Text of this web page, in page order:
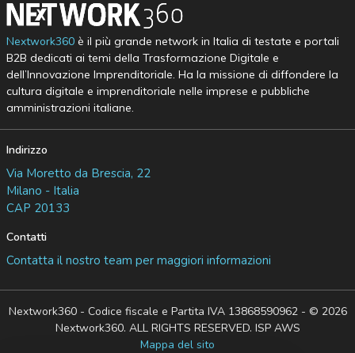
Nextwork360è il più grande network in Italia di testate e portali
B2B dedicati ai temi della Trasformazione Digitale e
dell’Innovazione Imprenditoriale. Ha la missione di diffondere la
cultura digitale e imprenditoriale nelle imprese e pubbliche
amministrazioni italiane.
Indirizzo
Via Moretto da Brescia, 22
Milano - Italia
CAP 20133
Contatti
Contatta il nostro team per maggiori informazioni
Nextwork360 - Codice fiscale e Partita IVA 13868590962 - © 2026
Nextwork360. ALL RIGHTS RESERVED. ISP AWS
Mappa del sito